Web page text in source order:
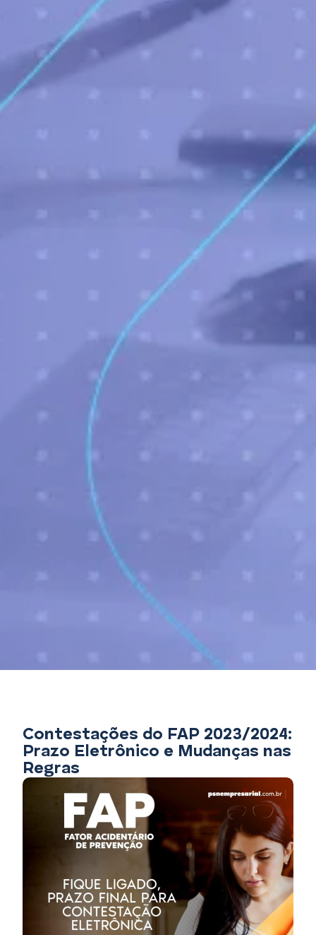
Contestações do FAP 2023/2024:
Prazo Eletrônico e Mudanças nas
Regras